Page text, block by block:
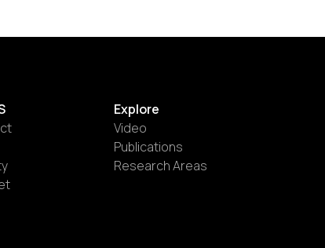
Explore
Video
Publications
Research Areas